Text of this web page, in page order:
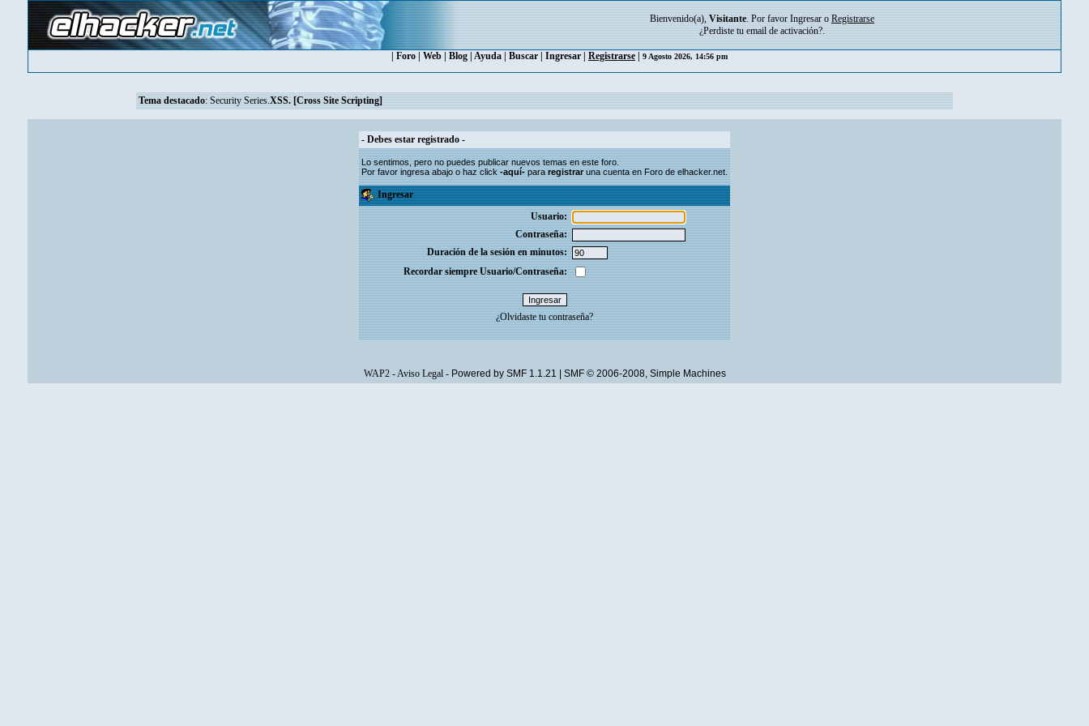
Bienvenido(a), Visitante. Por favor Ingresar o Registrarse
¿Perdiste tu email de activación?.
Foro Web Blog Ayuda Buscar Ingresar Registrarse 9 Agosto 2026, 14:56 pm
Tema destacado: Security Series.XSS. [Cross Site Scripting]
- Debes estar registrado -
Lo sentimos, pero no puedes publicar nuevos temas en este foro.
Por favor ingresa abajo o haz click-aquí-pararegistraruna cuenta en Foro de elhacker.net.
Ingresar
Usuario:
Contraseña:
Duración de la sesión en minutos:
Recordar siempre Usuario/Contraseña:
¿Olvidaste tu contraseña?
WAP2-Aviso Legal- Powered by SMF 1.1.21 SMF © 2006-2008, Simple Machines